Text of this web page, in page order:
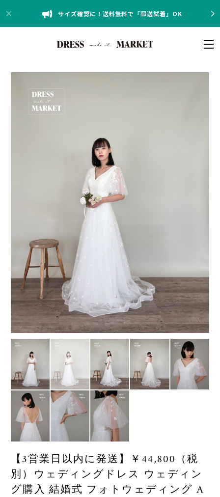
サイズ確認に！送料無料で「郵送試着」OK
【3営業日以内に発送】￥44,800（税
別）ウェディングドレス ウェディン
グ購入 結婚式 フォトウェディング A